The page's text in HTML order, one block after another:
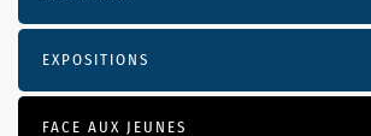
EXPOSITIONS
FACE AUX JEUNES